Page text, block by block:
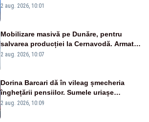
catastrofă pentru bănci și fondurile de
2 aug. 2026, 10:01
Mobilizare masivă pe Dunăre, pentru
salvarea producției la Cernavodă. Armata
va detona o stâncă și va devia apa
2 aug. 2026, 10:07
Dorina Barcari dă în vileag șmecheria
înghețării pensiilor. Sumele uriașe
pierdute de fiecare român
2 aug. 2026, 10:09